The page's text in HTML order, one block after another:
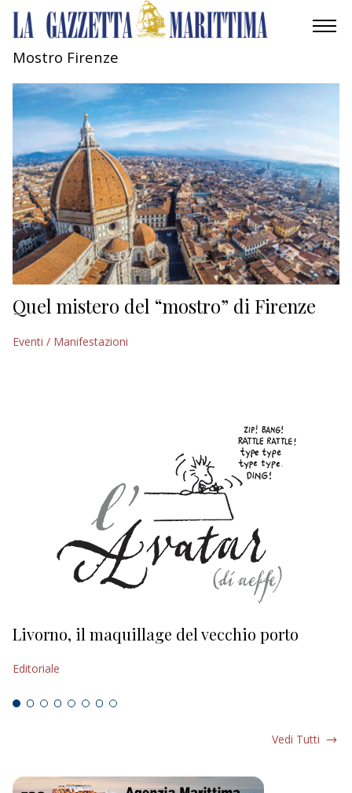
MOBILITÀ
INDUSTRIA
RICERCA
ECONOMIA
TURISMO
CULTURA
NAUTICA
Mostro Firenze
Quel mistero del “mostro” di Firenze
Eventi / Manifestazioni
Livorno, il maquillage del vecchio porto
Editoriale
Vedi Tutti